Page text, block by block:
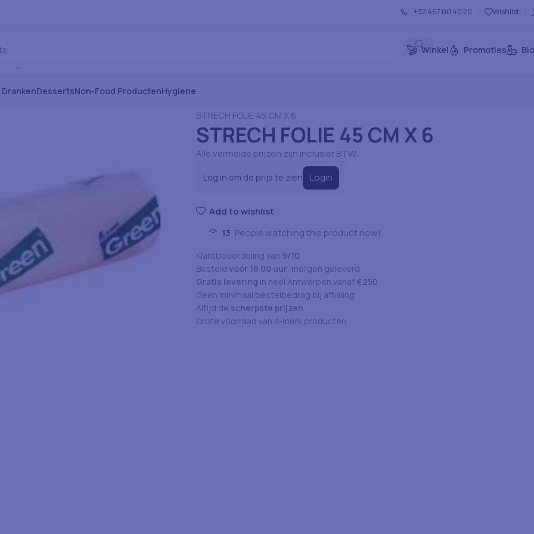
+32 467 00 40 20 Wishlist
Winkel Promoties
DessertsNon-Food ProductenHygiene
STRECH FOLIE 45 CM X 6
STRECH FOLIE 45 CM X 6
Alle vermelde prijzen zijn inclusief BTW.
Log in om de prijs te zien Login
Add to wishlist
13 People watching this product now!
Klantbeoordeling van 9/10
Besteld vóór 18.00 uur, morgen geleverd
Gratis levering in heel Antwerpen vanaf €250
Geen minimaal bestelbedrag bij afhaling
Altijd de scherpste prijzen
Grote voorraad van A-merk producten